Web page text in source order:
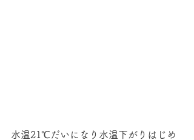
水温21℃だいになり水温下がりはじめ